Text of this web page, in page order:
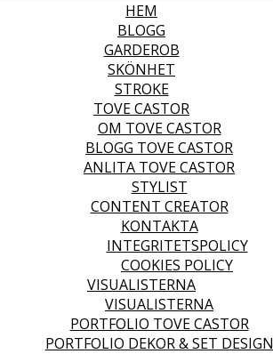
HEM
BLOGG
GARDEROB
SKÖNHET
STROKE
TOVE CASTOR
OM TOVE CASTOR
BLOGG TOVE CASTOR
ANLITA TOVE CASTOR
STYLIST
CONTENT CREATOR
KONTAKTA
INTEGRITETSPOLICY
COOKIES POLICY
VISUALISTERNA
VISUALISTERNA
PORTFOLIO TOVE CASTOR
PORTFOLIO DEKOR & SET DESIGN